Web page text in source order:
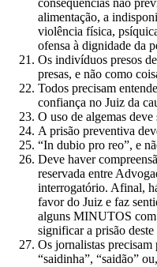
consequências não
alimentação, a
violência física,
ofensa à dignidade da
Os indivíduos presos
presas, e não como
Todos precisam
confiança no Juiz da
O uso de algemas deve
A prisão preventiva
“In dubio pro reo”, e
Deve haver
reservada entre
interrogatório. Afinal,
favor do Juiz e faz
alguns MINUTOS com
significar a prisão
Os jornalistas precisam
“saidinha”, “saidão”